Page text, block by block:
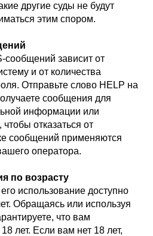
другие суды не будут
этим спором.
сообщений зависит от
и от количества
Отправьте слово HELP на
сообщения для
информации или
отказаться от
сообщений применяются
оператора.
по возрасту
использование доступно
Обращаясь или используя
что вам
лет. Если вам нет 18 лет,